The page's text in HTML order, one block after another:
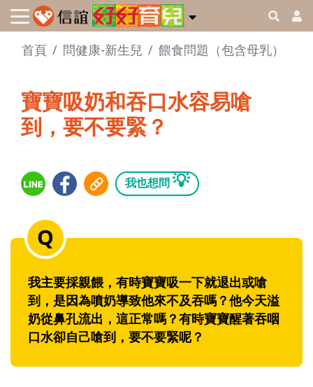
首頁 問健康-新生兒 餵食問題（包含母乳）
寶寶吸奶和吞口水容易嗆
到，要不要緊？
我也想問 💡
我主要採親餵，有時寶寶吸一下就退出或嗆
到，是因為噴奶導致他來不及吞嗎？他今天溢
奶從鼻孔流出，這正常嗎？有時寶寶醒著吞咽
口水卻自己嗆到，要不要緊呢？